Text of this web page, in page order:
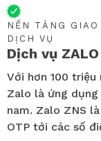
NỀN TẢNG
DỊCH VỤ
Dịch vụ
Với hơn 100
Zalo là ứng
nam. Zalo ZNS
OTP tới các số